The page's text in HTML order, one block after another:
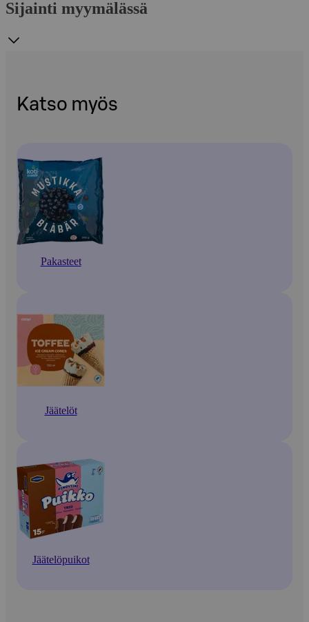
Sijainti myymälässä
Katso myös
Pakasteet
Jäätelöt
Jäätelöpuikot